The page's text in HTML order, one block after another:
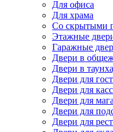
Для офиса
Для храма
Со скрытыми
Этажные
Гаражные
Двери в
Двери в
Двери для
Двери для
Двери для
Двери для
Двери для